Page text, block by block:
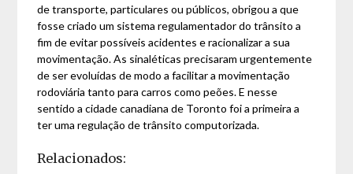
de transporte, particulares ou públicos, obrigou a que
fosse criado um sistema regulamentador do trânsito a
fim de evitar possíveis acidentes e racionalizar a sua
movimentação. As sinaléticas precisaram urgentemente
de ser evoluídas de modo a facilitar a movimentação
rodoviária tanto para carros como peões. E nesse
sentido a cidade canadiana de Toronto foi a primeira a
ter uma regulação de trânsito computorizada.
Relacionados: